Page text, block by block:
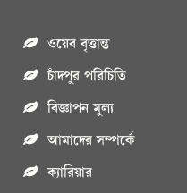
ওয়েব বৃত্তান্ত
চাঁদপুর পরিচিতি
বিজ্ঞাপন মুল্য
আমাদের সম্পর্কে
ক্যারিয়ার